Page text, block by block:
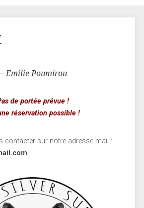
Emilie Poumirou
de portée prévue !
réservation possible !
contacter sur notre adresse mail :